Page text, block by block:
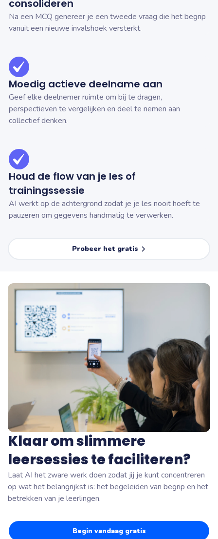
consolideren
Na een MCQ genereer je een tweede vraag die het begrip
vanuit een nieuwe invalshoek versterkt.
Moedig actieve deelname aan
Geef elke deelnemer ruimte om bij te dragen,
perspectieven te vergelijken en deel te nemen aan
collectief denken.
Houd de flow van je les of
trainingssessie
AI werkt op de achtergrond zodat je je les nooit hoeft te
pauzeren om gegevens handmatig te verwerken.
Probeer het gratis
Klaar om slimmere
leersessies te faciliteren?
Laat AI het zware werk doen zodat jij je kunt concentreren
op wat het belangrijkst is: het begeleiden van begrip en het
betrekken van je leerlingen.
Begin vandaag gratis